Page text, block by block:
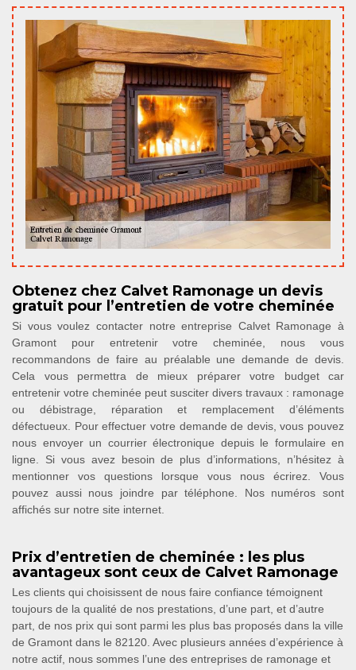
Obtenez chez Calvet Ramonage un devis
gratuit pour l’entretien de votre cheminée
Si vous voulez contacter notre entreprise Calvet Ramonage à
Gramont pour entretenir votre cheminée, nous vous
recommandons de faire au préalable une demande de devis.
Cela vous permettra de mieux préparer votre budget car
entretenir votre cheminée peut susciter divers travaux : ramonage
ou débistrage, réparation et remplacement d’éléments
défectueux. Pour effectuer votre demande de devis, vous pouvez
nous envoyer un courrier électronique depuis le formulaire en
ligne. Si vous avez besoin de plus d’informations, n’hésitez à
mentionner vos questions lorsque vous nous écrirez. Vous
pouvez aussi nous joindre par téléphone. Nos numéros sont
affichés sur notre site internet.
Prix d’entretien de cheminée : les plus
avantageux sont ceux de Calvet Ramonage
Les clients qui choisissent de nous faire confiance témoignent
toujours de la qualité de nos prestations, d’une part, et d’autre
part, de nos prix qui sont parmi les plus bas proposés dans la ville
de Gramont dans le 82120. Avec plusieurs années d’expérience à
notre actif, nous sommes l’une des entreprises de ramonage et